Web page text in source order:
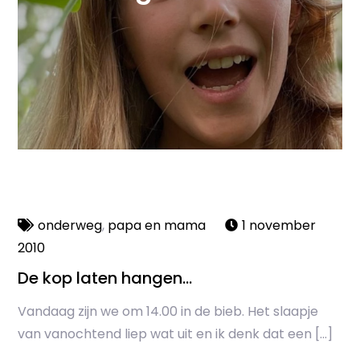
onderweg, papa en mama
1 november
2010
De kop laten hangen…
Vandaag zijn we om 14.00 in de bieb. Het slaapje
van vanochtend liep wat uit en ik denk dat een […]